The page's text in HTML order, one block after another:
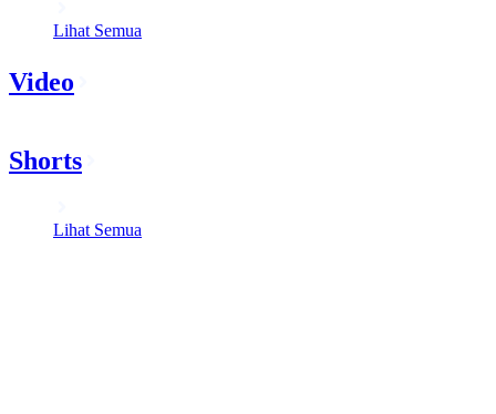
Lihat Semua
Video
Shorts
Lihat Semua